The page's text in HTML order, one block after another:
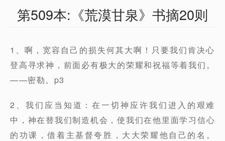
第509本:《荒漠甘泉》书摘20则
1、啊，宽容自己的损失何其大啊！只要我们肯决心
登高寻求神，前面必有极大的荣耀和祝福等着我们。
——密勒。p3
2、我们应当知道：在一切神应许我们进入的艰难
中，神在替我们制造机会，使我们在他里面学习信心
的功课，借着主基督夸胜，大大荣耀他自己的名。